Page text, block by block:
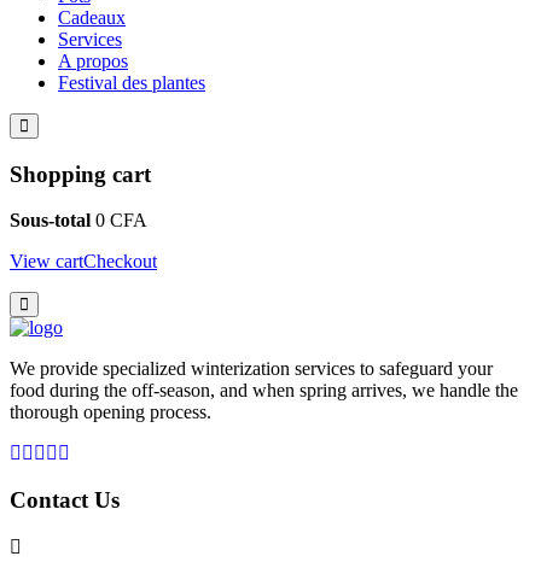
Cadeaux
Services
A propos
Festival des plantes
Shopping cart
Sous-total 0 CFA
View cartCheckout
We provide specialized winterization services to safeguard your
food during the off-season, and when spring arrives, we handle the
thorough opening process.
Contact Us